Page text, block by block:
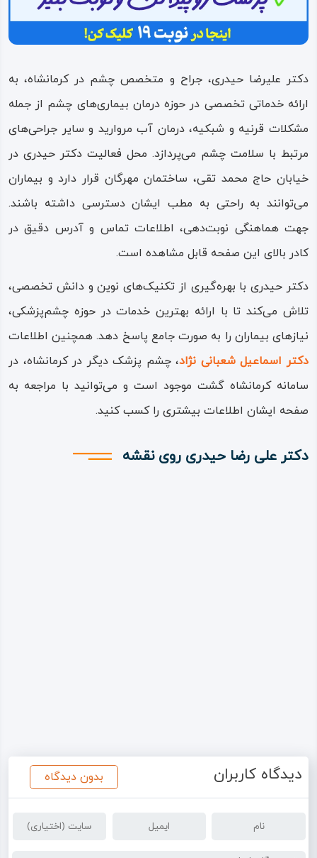
دکتر علیرضا حیدری، جراح و متخصص چشم در کرمانشاه، به
ارائه خدماتی تخصصی در حوزه درمان بیماری‌های چشم از جمله
مشکلات قرنیه و شبکیه، درمان آب مروارید و سایر جراحی‌های
مرتبط با سلامت چشم می‌پردازد. محل فعالیت دکتر حیدری در
خیابان حاج محمد تقی، ساختمان مهرگان قرار دارد و بیماران
می‌توانند به راحتی به مطب ایشان دسترسی داشته باشند.
جهت هماهنگی نوبت‌دهی، اطلاعات تماس و آدرس دقیق در
کادر بالای این صفحه قابل مشاهده است.
دکتر حیدری با بهره‌گیری از تکنیک‌های نوین و دانش تخصصی،
تلاش می‌کند تا با ارائه بهترین خدمات در حوزه چشم‌پزشکی،
نیازهای بیماران را به صورت جامع پاسخ دهد. همچنین اطلاعات
دکتر اسماعیل شعبانی نژاد، چشم پزشک دیگر در کرمانشاه، در
سامانه کرمانشاه گشت موجود است و می‌توانید با مراجعه به
صفحه ایشان اطلاعات بیشتری را کسب کنید.
دکتر علی رضا حیدری روی نقشه
دیدگاه کاربران بدون دیدگاه